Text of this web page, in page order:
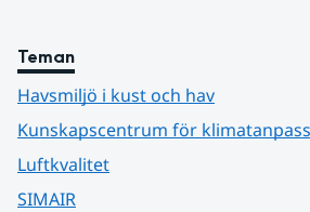
Teman
Havsmiljö i kust och hav
Kunskapscentrum för
Luftkvalitet
SIMAIR